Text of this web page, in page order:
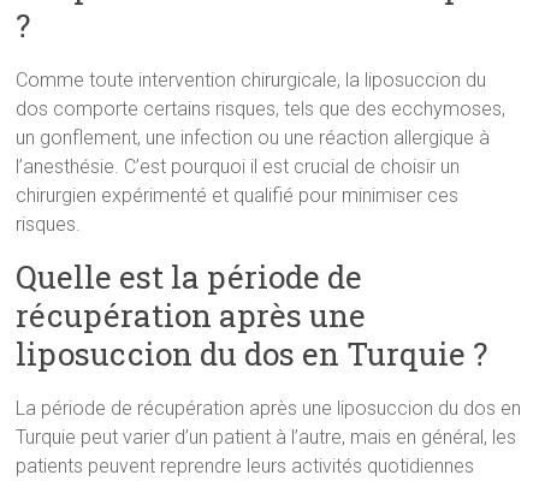
?
Comme toute intervention chirurgicale, la liposuccion du
dos comporte certains risques, tels que des ecchymoses,
un gonflement, une infection ou une réaction allergique à
l’anesthésie. C’est pourquoi il est crucial de choisir un
chirurgien expérimenté et qualifié pour minimiser ces
risques.
Quelle est la période de
récupération après une
liposuccion du dos en Turquie ?
La période de récupération après une liposuccion du dos en
Turquie peut varier d’un patient à l’autre, mais en général, les
patients peuvent reprendre leurs activités quotidiennes